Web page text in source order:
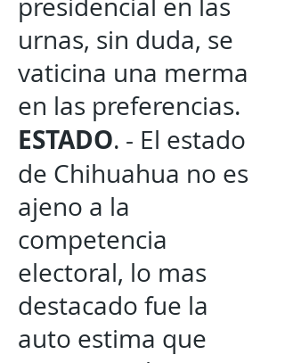
presidencial en las
urnas, sin duda, se
vaticina una merma
en las preferencias.
ESTADO. - El estado
de Chihuahua no es
ajeno a la
competencia
electoral, lo mas
destacado fue la
auto estima que